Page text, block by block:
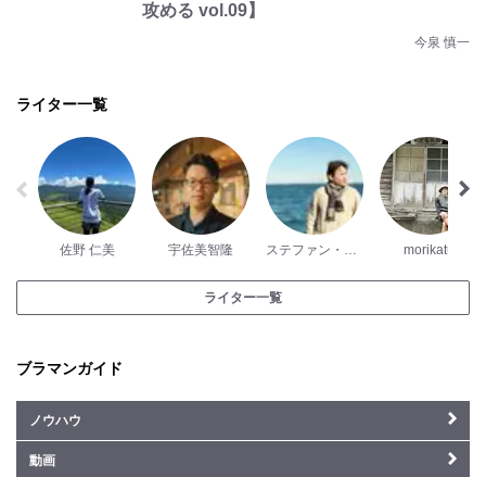
攻める vol.09】
今泉 慎一
ライター一覧
佐野 仁美 宇佐美智隆 ステファン・ダントン morikatu
ライター一覧
ブラマンガイド
ノウハウ
動画